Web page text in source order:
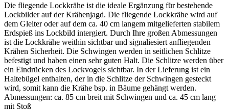
Die fliegende Lockkrähe ist die ideale Ergänzung für bestehende
Lockbilder auf der Krähenjagd. Die fliegende Lockkrähe wird auf
dem Gleiter oder auf dem ca. 40 cm langem mitgelieferten stabilem
Erdspieß ins Lockbild intergiert. Durch Ihre großen Abmessungen
ist die Lockkrähe weithin sichtbar und signaliesiert anfliegenden
Krähen Sicherheit. Die Schwingen werden in seitlichen Schlitze
befestigt und haben einen sehr guten Halt. Die Schlitze werden über
ein Eindrücken des Lockvogels sichtbar. In der Lieferung ist ein
Haltebügel enthalten, der in die Schlitze der Schwingen gesteckt
wird, somit kann die Krähe bsp. in Bäume gehängt werden.
Abmessungen: ca. 85 cm breit mit Schwingen und ca. 45 cm lang
mit Stoß